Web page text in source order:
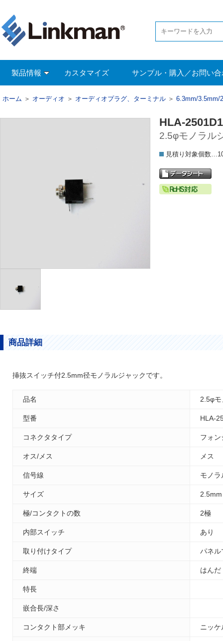
製品情報 カスタマイズ サンプル・購入／お問い
ホーム ＞ オーディオ ＞ オーディオプラグ、ターミナル ＞ 6.3mm/3.5mm/
HLA-
2.5φモノラル
見積り対象個数
商品詳細
挿抜スイッチ付2.5mm径モノラルジャックです。
品名 2.5φモ
型番 HLA-
コネクタタイプ フォン
オス/メス メス
信号線 モノラ
サイズ 2.5mm
極/コンタクトの数 2極
内部スイッチ あり
取り付けタイプ パネル
終端 はんだ
特長
嵌合長/深さ
コンタクト部メッキ ニッケ